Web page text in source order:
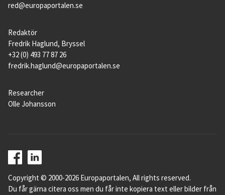
red@europaportalen.se
Redaktör
Fredrik Haglund, Bryssel
+32 (0) 493 77 87 26
fredrik.haglund@europaportalen.se
Researcher
Olle Johansson
Copyright © 2000-2026 Europaportalen, All rights reserved.
Du får gärna citera oss men du får inte kopiera text eller bilder från